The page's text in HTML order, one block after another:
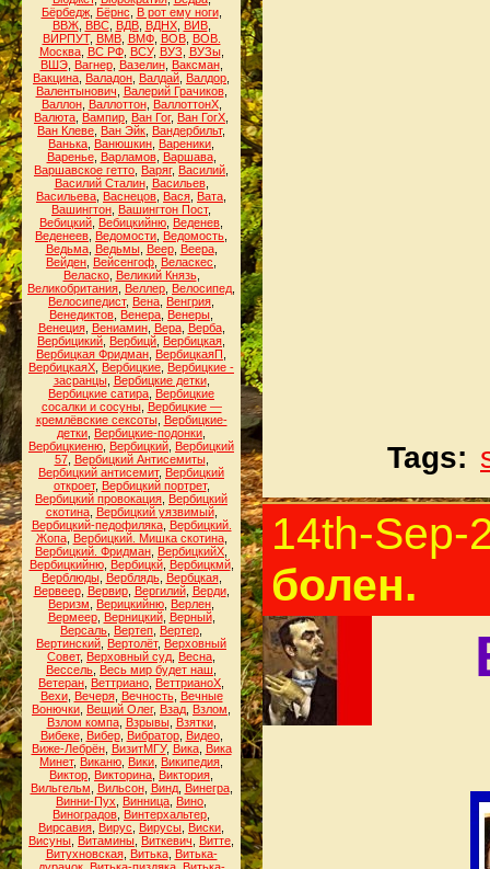
Бёрбедж, Бёрнс В рот ему ноги,
ВВЖ, ВВС, ВДВ, ВДНХ, ВИВ,
ВИРПУТ, ВМВ, ВМФ, ВОВ, ВОВ.
Москва, ВС РФ, ВСУ, ВУЗ ВУЗы,
ВШЭ, Вагнер, Вазелин, Ваксман,
Вакцина Валадон Валдай Валдор
Валентынович
Валерий Грачиков,
Валлон, Валлоттон, ВаллоттонХ,
Валюта Вампир Ван Гог, Ван ГогХ
Ван Клеве Ван Эйк Вандербильт,
Ванька Ванюшкин Вареники
Варенье, Варламов, Варшава,
Варшавское гетто Варяг, Василий
Василий Сталин, Васильев,
Васильева Васнецов Вася Вата
Вашингтон Вашингтон Пост,
Вебицкий Вебицкийню Веденев
Веденеев Ведомости Ведомость
Ведьма, Ведьмы, Веер, Веера,
Вейден Вейсенгоф Веласкес
Веласко, Великий Князь,
Великобритания Веллер Велосипед
Велосипедист, Вена Венгрия
Венедиктов Венера Венеры
Венеция, Вениамин, Вера, Верба,
Вербицикий Вербицй Вербицкая
Вербицкая Фридман ВербицкаяП
ВербицкаяХ Вербицкие Вербицкие -
засранцы, Вербицкие детки,
Вербицкие сатира Вербицкие
сосалки и сосуны, Вербицкие —
кремлёвские сексоты, Вербицкие-
детки Вербицкие-подонки
Вербицкиеню Вербицкий Вербицкий
57, Вербицкий Антисемиты,
Вербицкий антисемит, Вербицкий
откроет, Вербицкий портрет,
Вербицкий провокация Вербицкий
скотина, Вербицкий уязвимый,
Вербицкий-педофиляка, Вербицкий.
Жопа, Вербицкий. Мишка скотина,
Вербицкий. Фридман ВербицкийХ
Вербицкийню, Вербицкй, Вербицкмй,
Верблюды, Верблядь, Вербцкая,
Вервеер, Вервир, Вергилий, Верди,
Веризм
Верицкийню Верлен
Вермеер, Верницкий, Верный,
Версаль Вертеп Вертер
Вертинский Вертолёт, Верховный
Совет, Верховный суд Весна
Вессель Весь мир будет наш
Ветеран Веттриано ВеттрианоХ
Вехи, Вечеря, Вечность, Вечные
Вонючки Вещий Олег, Взад Взлом
Взлом компа, Взрывы, Взятки,
Вибеке, Вибер, Вибратор, Видео,
Виже-Лебрён, ВизитМГУ, Вика, Вика
Минет, Виканю Вики Википедия
Виктор Викторина Виктория
Вильгельм
Вильсон, Винд, Винегра,
Винни-Пух
Винница Вино
Виноградов Винтерхальтер
Вирсавия Вирус Вирусы Виски
Висуны Витамины Виткевич Витте
Витухновская, Витька, Витька-
Tags:
14th-Sep-
болен.